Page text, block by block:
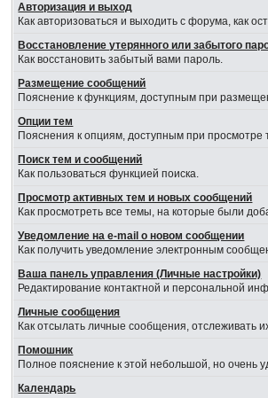
Авторизация и выход
Как авторизоваться и выходить с форума, как
Восстановление утерянного или забытого
Как восстановить забытый вами пароль.
Размещение сообщений
Пояснение к функциям, доступным при
Опции тем
Пояснения к опциям, доступным при просмотре
Поиск тем и сообщений
Как пользоваться функцией поиска.
Просмотр активных тем и новых сообщений
Как просмотреть все темы, на которые были
Уведомление на е-mail о новом сообщении
Как получить уведомление электронным
Ваша панель управления (Личные настройки)
Редактирование контактной и персональной
Личные сообщения
Как отсылать личные сообщения, отслеживать
Помошник
Полное пояснение к этой небольшой, но очень
Календарь